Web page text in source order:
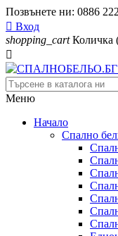
Позвънете ни: 0886
 Вход
shopping_cart Количка

Меню
Начало
Спално